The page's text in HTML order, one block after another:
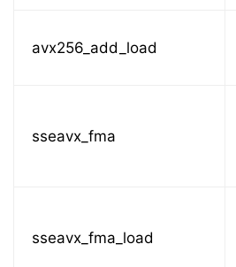
avx256_add_load
sseavx_fma
sseavx_fma_load